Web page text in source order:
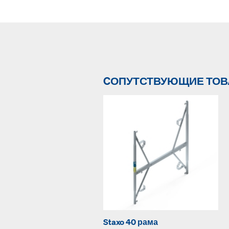
CОПУТСТВУЮЩИЕ
Staxo 40 рама